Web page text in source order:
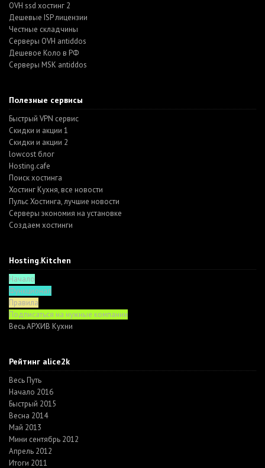
OVH ssd хостинг 2
Дешевые ISP лицензии
Честные складчины
Серверы OVH antiddos
Дешевое Коло в РФ
Серверы MSK antiddos
Полезные сервисы
Быстрый VPN сервис
Скидки и акции 1
Скидки и акции 2
lowcost блог
Hosting.cafe
Поиск хостинга
Хостинг Кухня, все новости
Пульс Хостинга, лучшие новости
Серверы экономия на установке
Создаем хостинги
Hosting.Kitchen
Начало
Функционал
Правила
Подписаться на нужные компании
Весь АРХИВ Кухни
Рейтинг alice2k
Весь Путь
Начало 2016
Быстрый 2015
Весна 2014
Май 2013
Мини сентябрь 2012
Апрель 2012
Итоги 2011